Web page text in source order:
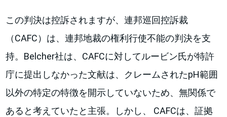
この判決は控訴されますが、連邦巡回控訴裁
（CAFC）は、連邦地裁の権利行使不能の判決を支
持。Belcher社は、CAFCに対してルービン氏が特許
庁に提出しなかった文献は、クレームされたpH範囲
以外の特定の特徴を開示していないため、無関係で
あると考えていたと主張。しかし、 CAFCは、証拠